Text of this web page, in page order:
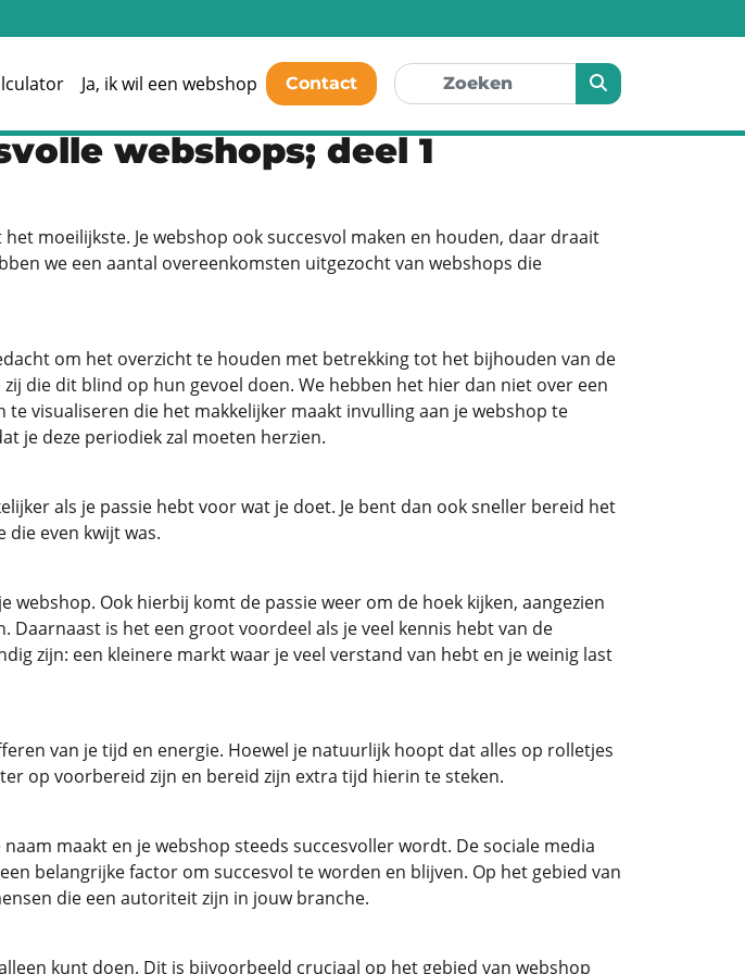
Ja, ik wil een webshop Contact
webshops; deel 1
moeilijkste. Je webshop ook succesvol maken en houden, daar draait
we een aantal overeenkomsten uitgezocht van webshops die
om het overzicht te houden met betrekking tot het bijhouden van de
die dit blind op hun gevoel doen. We hebben het hier dan niet over een
visualiseren die het makkelijker maakt invulling aan je webshop te
je deze periodiek zal moeten herzien.
als je passie hebt voor wat je doet. Je bent dan ook sneller bereid het
die even kwijt was.
Ook hierbij komt de passie weer om de hoek kijken, aangezien
is het een groot voordeel als je veel kennis hebt van de
zijn: een kleinere markt waar je veel verstand van hebt en je weinig last
van je tijd en energie. Hoewel je natuurlijk hoopt dat alles op rolletjes
op voorbereid zijn en bereid zijn extra tijd hierin te steken.
maakt en je webshop steeds succesvoller wordt. De sociale media
belangrijke factor om succesvol te worden en blijven. Op het gebied van
die een autoriteit zijn in jouw branche.
kunt doen. Dit is bijvoorbeeld cruciaal op het gebied van webshop